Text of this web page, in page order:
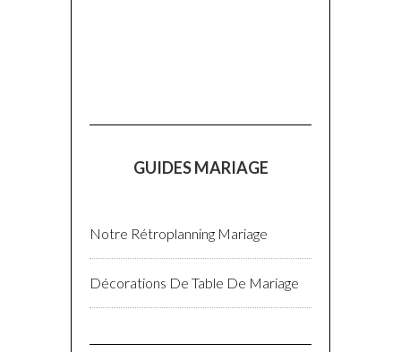
GUIDES MARIAGE
Notre Rétroplanning Mariage
Décorations De Table De Mariage